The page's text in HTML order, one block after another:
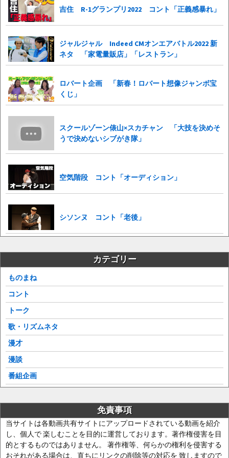
吉住 R-1グランプリ2022 コント「正義感暴れ」
ジャルジャル Indeed CMオンエアバトル2022 新
ネタ 「家電量販店」「レストラン」
ロバート企画 「新春！ロバート想像ジャンボ宝
くじ」
スクールゾーン俵山×スカチャン 「大技を決めそ
うで決めないシブがき隊」
空気階段 コント「オーディション」
シソンヌ コント「老後」
カテゴリー
ものまね
コント
トーク
歌・リズムネタ
漫才
漫談
番組企画
免責事項
当サイトは各動画共有サイトにアップロードされている動画を紹介
し、個人で 楽しむことを目的に運営しております。著作権侵害を目
的とするものではありません。 著作権等、何らかの権利を侵害する
おそれがある場合は、直ちにリンクの削除等の対応を 致しますので